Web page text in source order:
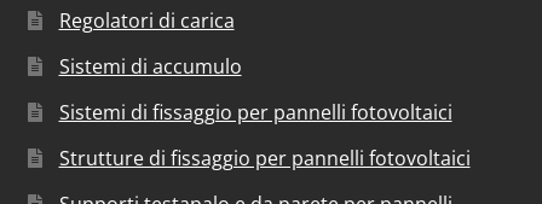
Regolatori di carica
Sistemi di accumulo
Sistemi di fissaggio per pannelli fotovoltaici
Strutture di fissaggio per pannelli fotovoltaici